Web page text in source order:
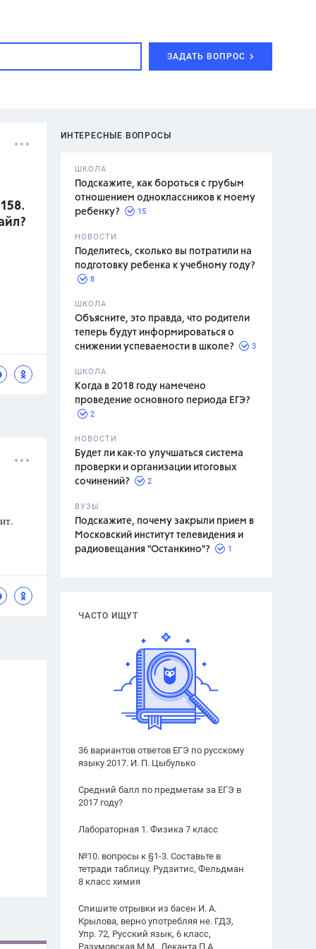
ЗАДАТЬ ВОПРОС
ИНТЕРЕСНЫЕ ВОПРОСЫ
ШКОЛА
Подскажите, как бороться с грубым
отношением одноклассников к моему
ребенку?
15
НОВОСТИ
Поделитесь, сколько вы потратили на
подготовку ребенка к учебному году?
8
ШКОЛА
Объясните, это правда, что родители
теперь будут информироваться о
снижении успеваемости в школе?
3
ШКОЛА
Когда в 2018 году намечено
проведение основного периода ЕГЭ?
2
НОВОСТИ
Будет ли как-то улучшаться система
проверки и организации итоговых
сочинений?
2
ВУЗЫ
Подскажите, почему закрыли прием в
Московский институт телевидения и
радиовещания "Останкино"?
1
ЧАСТО ИЩУТ
36 вариантов ответов ЕГЭ по русскому
языку 2017. И. П. Цыбулько
Средний балл по предметам за ЕГЭ в
2017 году?
Лабораторная 1. Физика 7 класс
№10. вопросы к §1-3. Составьте в
тетради таблицу. Рудзитис, Фельдман
8 класс химия
Спишите отрывки из басен И. А.
Крылова, верно употребляя не. ГДЗ,
Упр. 72, Русский язык, 6 класс,
Разумовская М.М., Леканта П.А.